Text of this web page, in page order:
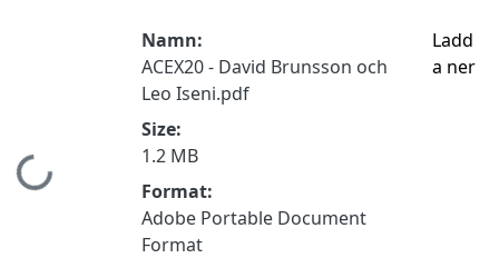
Hämtar...
Namn:
ACEX20 - David Brunsson och
Leo Iseni.pdf
Size:
1.2 MB
Format:
Adobe Portable Document
Format
Ladd
a ner